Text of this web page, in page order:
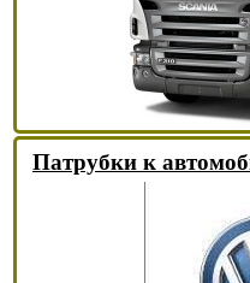
Патрубки к